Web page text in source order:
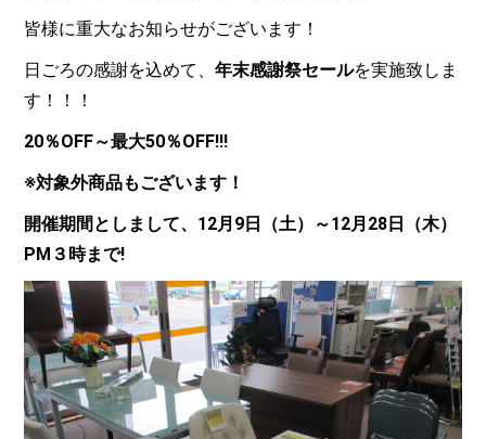
皆様に重大なお知らせがございます！
日ごろの感謝を込めて、年末感謝祭セールを実施致しま
す！！！
20％OFF～最大50％OFF!!!
※対象外商品もございます！
開催期間としまして、12月9日（土）～12月28日（木）
PM３時まで!